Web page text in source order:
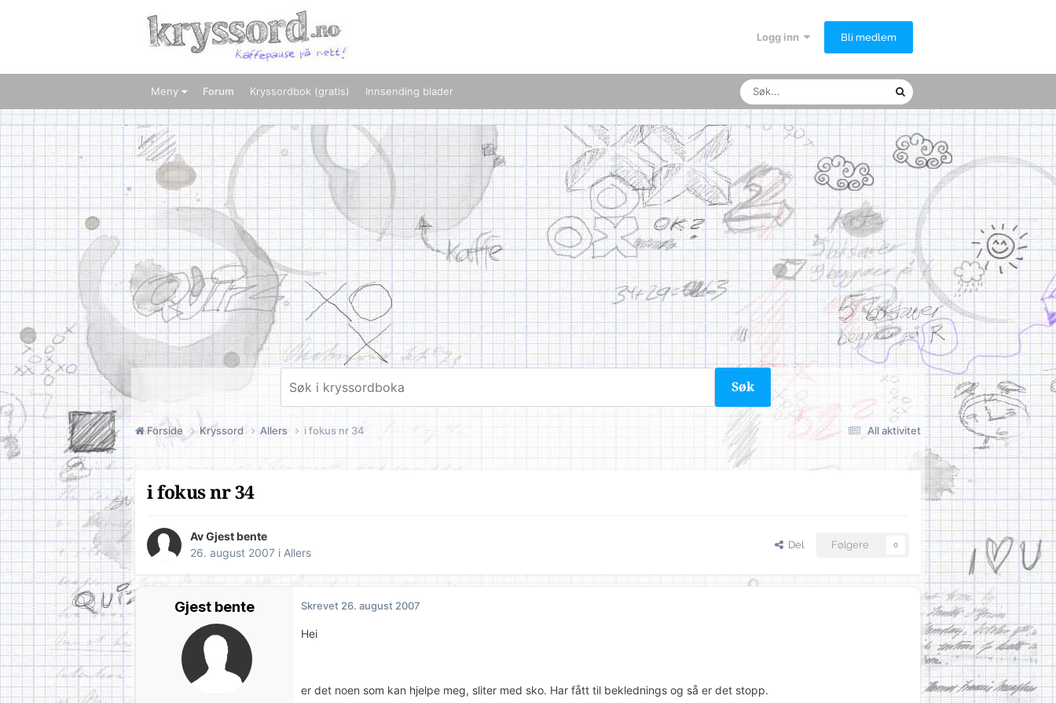
Logg inn Bli medlem
Meny Forum Kryssordbok (gratis) Innsending blader
Søk
All aktivitet
Forside Kryssord Allers i fokus nr 34
i fokus nr 34
Av Gjest bente
26. august 2007 i Allers
Del Følgere 0
Gjest bente Skrevet 26. august 2007
Hei
er det noen som kan hjelpe meg, sliter med sko. Har fått til beklednings og så er det stopp.